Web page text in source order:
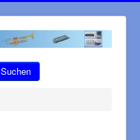
Suchen